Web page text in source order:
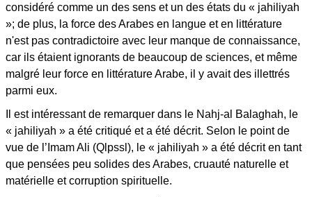
considéré comme un des sens et un des états du « jahiliyah
»; de plus, la force des Arabes en langue et en littérature
n'est pas contradictoire avec leur manque de connaissance,
car ils étaient ignorants de beaucoup de sciences, et même
malgré leur force en littérature Arabe, il y avait des illettrés
parmi eux.
Il est intéressant de remarquer dans le Nahj-al Balaghah, le
« jahiliyah » a été critiqué et a été décrit. Selon le point de
vue de l’Imam Ali (Qlpssl), le « jahiliyah » a été décrit en tant
que pensées peu solides des Arabes, cruauté naturelle et
matérielle et corruption spirituelle.